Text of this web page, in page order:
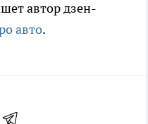
автор дзен-
авто.